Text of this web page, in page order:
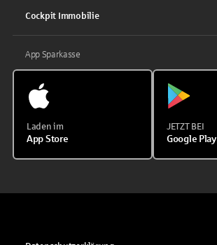
Cockpit Immobilie
App Sparkasse
Laden im
App Store
JETZT BEI
Google Play